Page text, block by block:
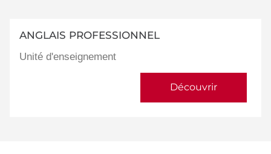
ANGLAIS PROFESSIONNEL
Unité d'enseignement
Découvrir